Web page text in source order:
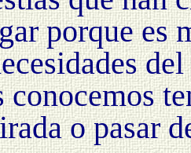
porque es
conocemos
o pasar